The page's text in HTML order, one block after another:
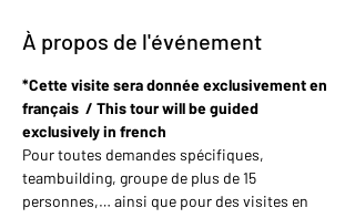
À propos de l'événement
*Cette visite sera donnée exclusivement en
français  / This tour will be guided
exclusively in french
Pour toutes demandes spécifiques,
teambuilding, groupe de plus de 15
personnes,… ainsi que pour des visites en